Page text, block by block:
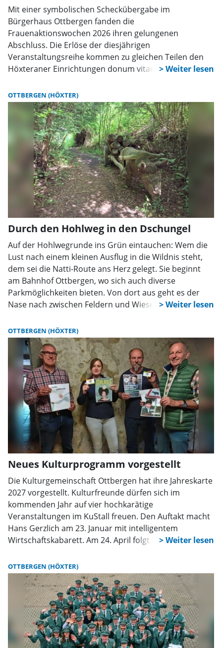
Mit einer symbolischen Scheckübergabe im
Bürgerhaus Ottbergen fanden die
Frauenaktionswochen 2026 ihren gelungenen
Abschluss. Die Erlöse der diesjährigen
Veranstaltungsreihe kommen zu gleichen Teilen den
Höxteraner Einrichtungen donum vitae und Aktion
OTTBERGEN (HÖXTER)
Durch den Hohlweg in den Dschungel
Auf der Hohlwegrunde ins Grün eintauchen: Wem die
Lust nach einem kleinen Ausflug in die Wildnis steht,
dem sei die Natti-Route ans Herz gelegt. Sie beginnt
am Bahnhof Ottbergen, wo sich auch diverse
Parkmöglichkeiten bieten. Von dort aus geht es der
Nase nach zwischen Feldern und Wiesen entlang –
Wegweisern aus die Richtung angibt und auf
spannenden Info-Tafeln Wissenswertes erzählt.
OTTBERGEN (HÖXTER)
Neues Kulturprogramm vorgestellt
Die Kulturgemeinschaft Ottbergen hat ihre Jahreskarte
2027 vorgestellt. Kulturfreunde dürfen sich im
kommenden Jahr auf vier hochkarätige
Veranstaltungen im KuStall freuen. Den Auftakt macht
Hans Gerzlich am 23. Januar mit intelligentem
Wirtschaftskabarett. Am 24. April folgt Udo Reineke,
Nach der Sommerpause gastiert Maladée am 11.
September und verbindet Chanson, Comedy und
große Bühnenkunst zu einer außergewöhnlichen
Show. Den Abschluss der Jahreskartenreihe bildet
Marco Tschirpke am 9. Oktober, der mit feinsinnigem
Humor, Wortkunst und musikalischer Virtuosität
überzeugt.
OTTBERGEN (HÖXTER)